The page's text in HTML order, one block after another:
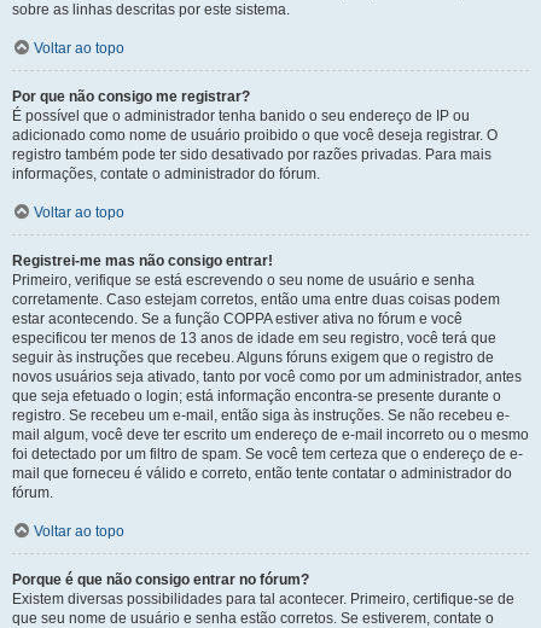
sobre as linhas descritas por este sistema.
Voltar ao topo
Por que não consigo me registrar?
É possível que o administrador tenha banido o seu endereço de IP ou
adicionado como nome de usuário proibido o que você deseja registrar. O
registro também pode ter sido desativado por razões privadas. Para mais
informações, contate o administrador do fórum.
Voltar ao topo
Registrei-me mas não consigo entrar!
Primeiro, verifique se está escrevendo o seu nome de usuário e senha
corretamente. Caso estejam corretos, então uma entre duas coisas podem
estar acontecendo. Se a função COPPA estiver ativa no fórum e você
especificou ter menos de 13 anos de idade em seu registro, você terá que
seguir às instruções que recebeu. Alguns fóruns exigem que o registro de
novos usuários seja ativado, tanto por você como por um administrador, antes
que seja efetuado o login; está informação encontra-se presente durante o
registro. Se recebeu um e-mail, então siga às instruções. Se não recebeu e-
mail algum, você deve ter escrito um endereço de e-mail incorreto ou o mesmo
foi detectado por um filtro de spam. Se você tem certeza que o endereço de e-
mail que forneceu é válido e correto, então tente contatar o administrador do
fórum.
Voltar ao topo
Porque é que não consigo entrar no fórum?
Existem diversas possibilidades para tal acontecer. Primeiro, certifique-se de
que seu nome de usuário e senha estão corretos. Se estiverem, contate o